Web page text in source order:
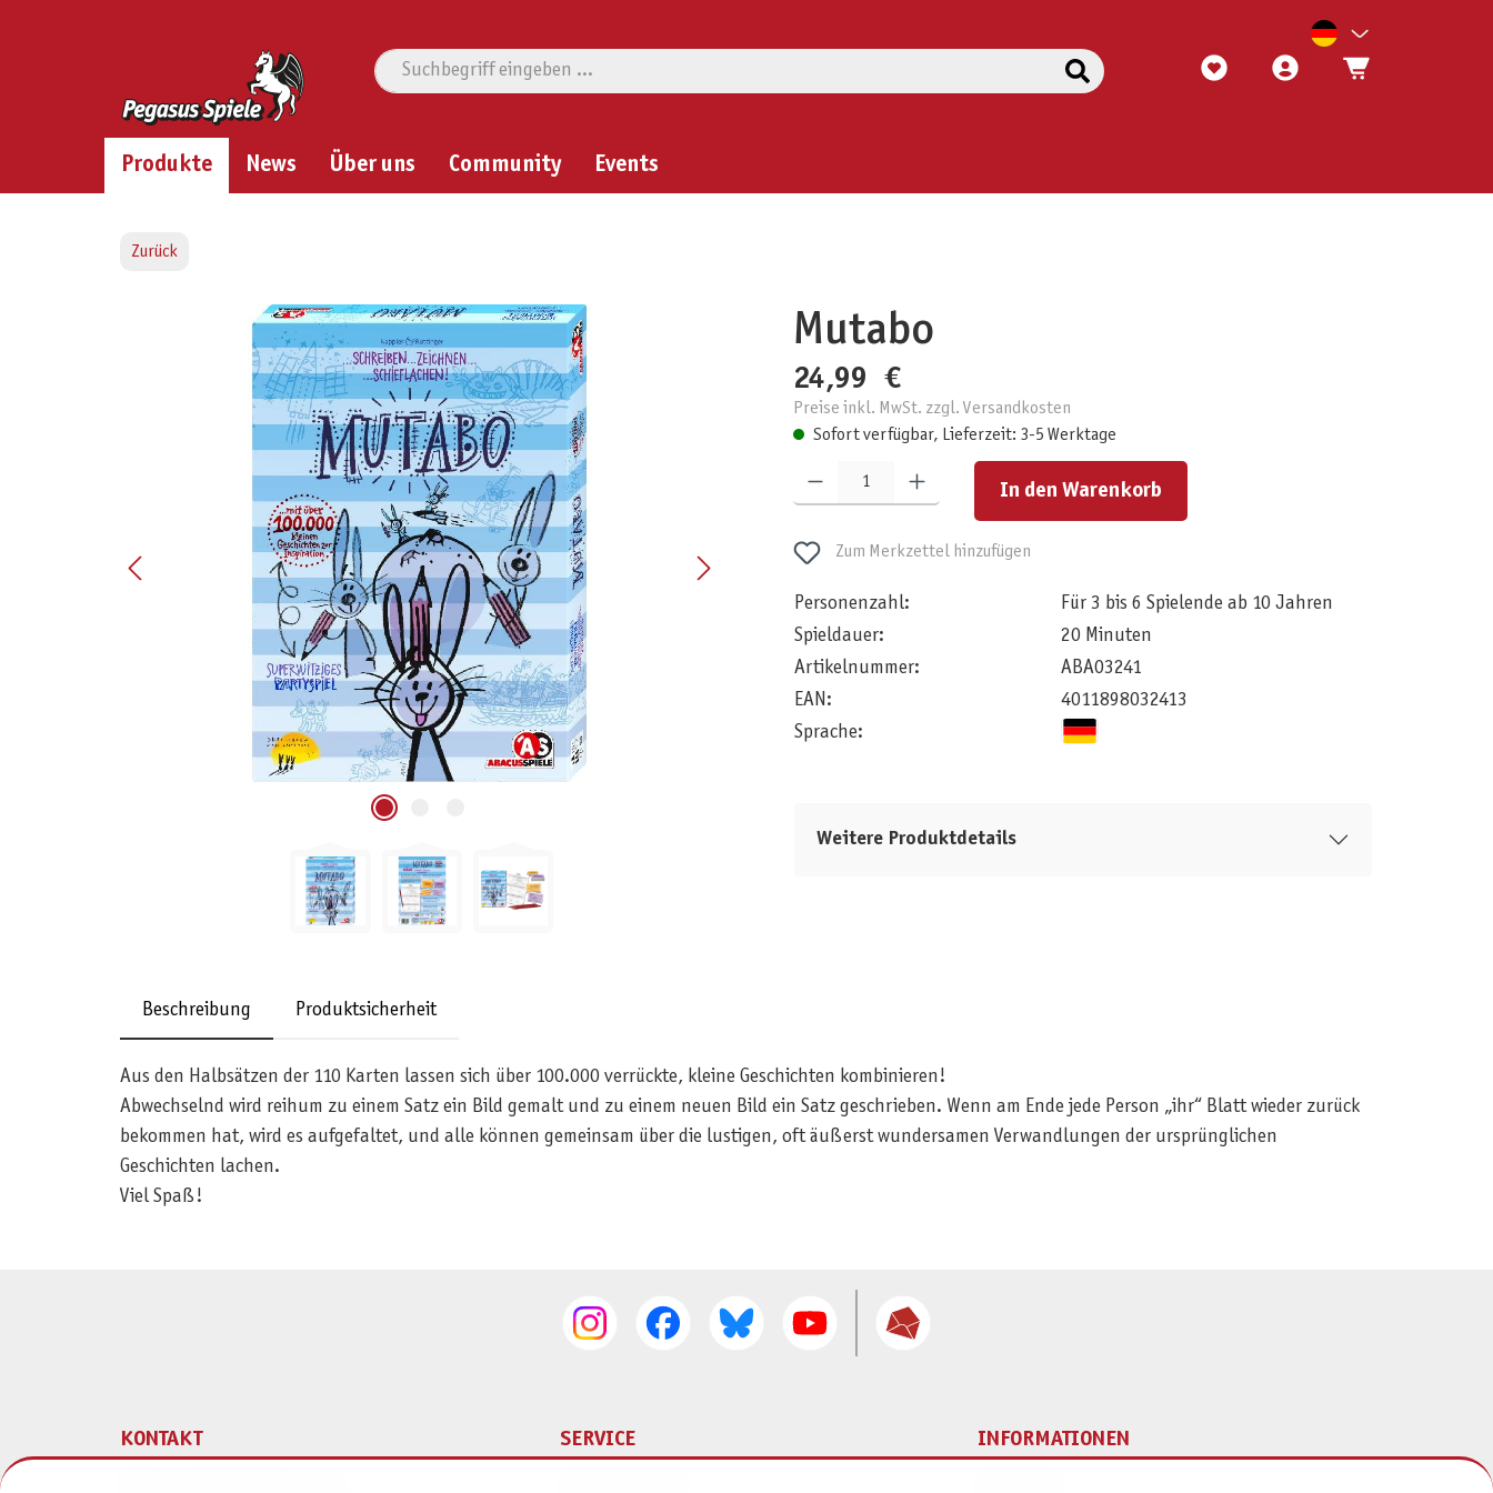
Produkte News Über uns Community Events
Zurück
Bildergalerie überspringen Mutabo
24,99 €
Preise inkl. MwSt. zzgl. Versandkosten
Sofort verfügbar, Lieferzeit: 3-5 Werktage
Produkt Anzahl: Gib den gewünschten Wert ein oder benutze die Schaltflächen um die Anzahl zu erhöhen oder zu reduzieren.
In den Warenkorb
Zum Merkzettel hinzufügen
Personenzahl:
Für 3 bis 6 Spielende ab 10 Jahren
Spieldauer:
20 Minuten
Artikelnummer:
ABA03241
EAN:
4011898032413
Sprache:
Weitere Produktdetails
Beschreibung Produktsicherheit
Aus den Halbsätzen der 110 Karten lassen sich über 100.000 verrückte, kleine Geschichten kombinieren!
Abwechselnd wird reihum zu einem Satz ein Bild gemalt und zu einem neuen Bild ein Satz geschrieben. Wenn am Ende jede Person „ihr“ Blatt wieder zurück
bekommen hat, wird es aufgefaltet, und alle können gemeinsam über die lustigen, oft äußerst wundersamen Verwandlungen der ursprünglichen
Geschichten lachen.
Viel Spaß!
KONTAKT SERVICE INFORMATIONEN